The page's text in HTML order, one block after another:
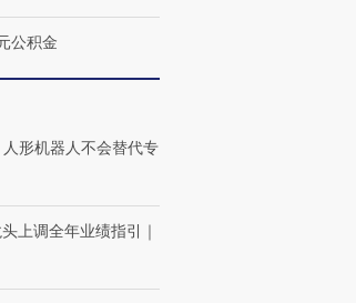
现】寻找100种
CFO：不靠规模取胜，华
公积金
形机器人不会替代专
上调全年业绩指引｜